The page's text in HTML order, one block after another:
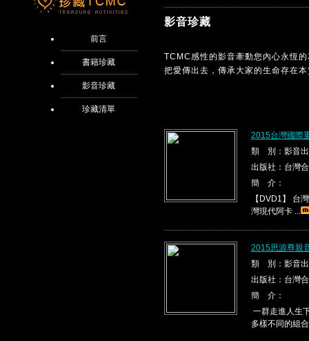
前言
書籍珍藏
影音珍藏
珍藏清單
影音珍藏
TCMC感性的影音牽動您內心永恆
把愛傳出去，傳承大家的生命存在
2015台灣國際
類 別：影音
出版社：台灣
簡 介：
【DVD1】 台
灣現代阿卡 ...
2015思源尊親
類 別：影音
出版社：台灣
簡 介：
一群走進人生
多樣不同的組